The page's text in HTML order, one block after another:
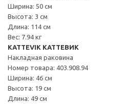
Ширина: 50 см
Высота: 3 см
Длина: 114 см
Вес: 7.94 кг
KATTEVIK КАТТЕВИК
Накладная раковина
Номер товара: 403.908.94
Ширина: 46 см
Высота: 19 см
Длина: 49 см